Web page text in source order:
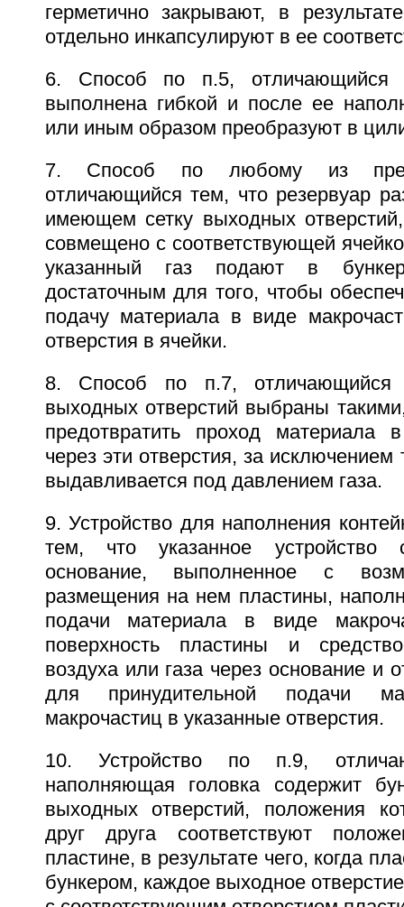
герметично закрывают, в
отдельно инкапсулируют в ее
6. Способ по п.5, отличающийся
выполнена гибкой и после ее
или иным образом преобразуют в
7. Способ по любому из
отличающийся тем, что резервуар
имеющем сетку выходных
совмещено с соответствующей
указанный газ подают в
достаточным для того, чтобы
подачу материала в виде
отверстия в ячейки.
8. Способ по п.7, отличающийся
выходных отверстий выбраны
предотвратить проход материала
через эти отверстия, за исключением
выдавливается под давлением газа.
9. Устройство для наполнения
тем, что указанное устройство
основание, выполненное с
размещения на нем пластины,
подачи материала в виде
поверхность пластины и
воздуха или газа через основание и
для принудительной подачи
макрочастиц в указанные отверстия.
10. Устройство по п.9,
наполняющая головка содержит
выходных отверстий, положения
друг друга соответствуют
пластине, в результате чего, когда
бункером, каждое выходное